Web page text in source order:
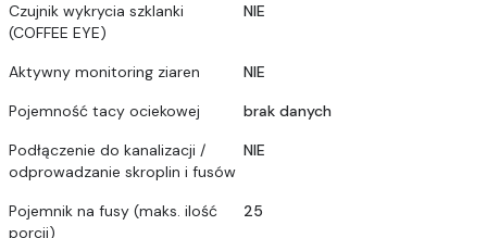
Czujnik wykrycia szklanki
(COFFEE EYE)
NIE
Aktywny monitoring ziaren
NIE
Pojemność tacy ociekowej
brak danych
Podłączenie do kanalizacji /
odprowadzanie skroplin i fusów
NIE
Pojemnik na fusy (maks. ilość
porcji)
25